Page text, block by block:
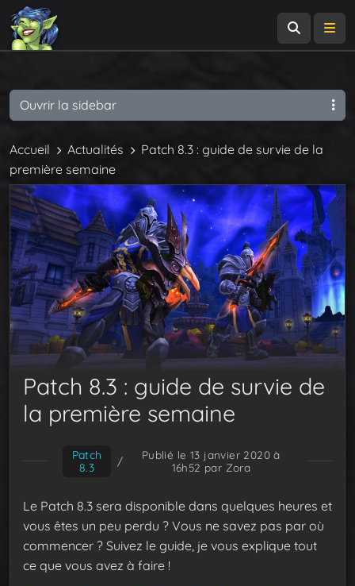
Accueil Actualités
Patch 8.3 : guide de survie de la
première semaine
Patch 8.3 : guide de survie de
la première semaine
Patch
8.3
/
Publié le 13 janvier 2020 à
16h52 par Zora
Le Patch 8.3 sera disponible dans quelques heures et
vous êtes un peu perdu ? Vous ne savez pas par où
commencer ? Suivez le guide, je vous explique tout
ce que vous avez à faire !
Ouvrir la sidebar